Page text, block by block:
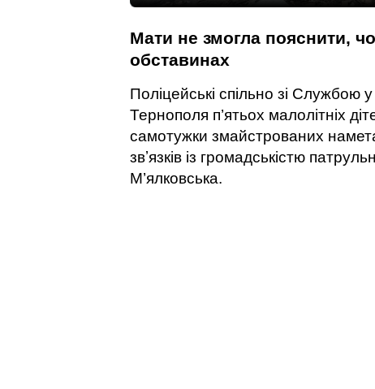
Мати не змогла пояснити,
обставинах
Поліцейські спільно зі Службою
Тернополя п’ятьох малолітніх
самотужки змайстрованих
звʼязків із громадськістю
М’ялковська.